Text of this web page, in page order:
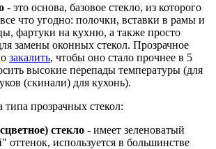
- это основа, базовое стекло, из которого
что угодно: полочки, вставки в рамы и
фартуки на кухню, а также просто
замены оконных стекол. Прозрачное
закалить, чтобы оно стало прочнее в 5
высокие перепады температуры (для
(скинали) для кухонь).
прозрачных стекол:
стекло - имеет зеленоватый
оттенок, используется в большинстве